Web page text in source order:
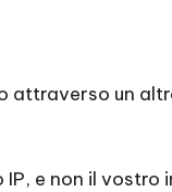
un
e non il